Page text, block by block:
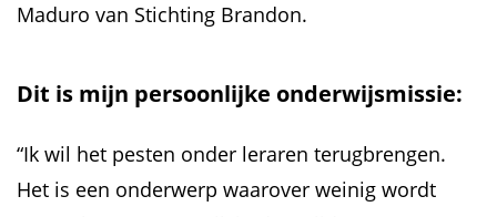
Maduro van Stichting Brandon.
Dit is mijn persoonlijke onderwijsmissie:
“Ik wil het pesten onder leraren terugbrengen.
Het is een onderwerp waarover weinig wordt